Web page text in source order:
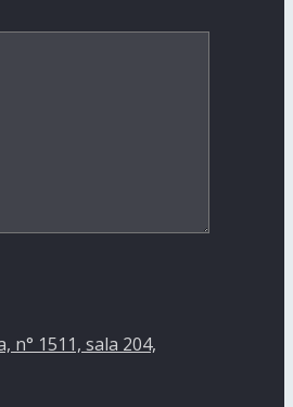
n° 1511, sala 204,